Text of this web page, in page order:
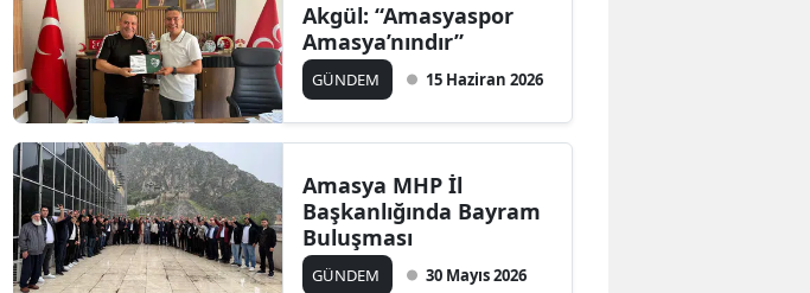
Bitlis
Çanakkale
Akgül: “Amasyaspor
Amasya’nındır”
GÜNDEM 15 Haziran 2026
Amasya MHP İl
Başkanlığında Bayram
Buluşması
GÜNDEM 30 Mayıs 2026